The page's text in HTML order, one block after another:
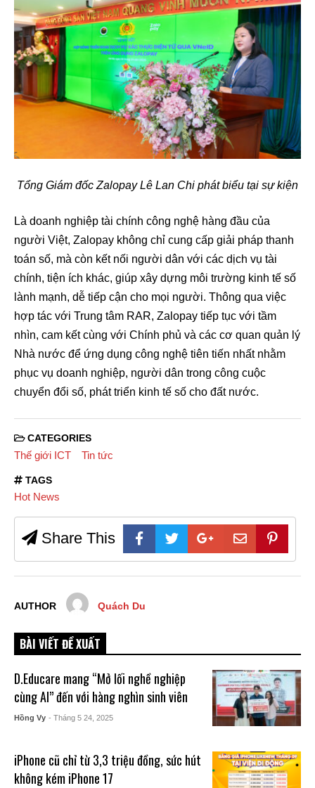
Tổng Giám đốc Zalopay Lê Lan Chi phát biểu tại sự kiện
Là doanh nghiệp tài chính công nghệ hàng đầu của
người Việt, Zalopay không chỉ cung cấp giải pháp thanh
toán số, mà còn kết nối người dân với các dịch vụ tài
chính, tiện ích khác, giúp xây dựng môi trường kinh tế số
lành mạnh, dễ tiếp cận cho mọi người. Thông qua việc
hợp tác với Trung tâm RAR, Zalopay tiếp tục với tầm
nhìn, cam kết cùng với Chính phủ và các cơ quan quản lý
Nhà nước để ứng dụng công nghệ tiên tiến nhất nhằm
phục vụ doanh nghiệp, người dân trong công cuộc
chuyển đổi số, phát triển kinh tế số cho đất nước.
CATEGORIES
Thế giới ICT Tin tức
TAGS
Hot News
Share This
AUTHOR Quách Du
BÀI VIẾT ĐỀ XUẤT
D.Educare mang “Mở lối nghề nghiệp
cùng AI” đến với hàng nghìn sinh viên
Hồng Vy - Tháng 5 24, 2025
iPhone cũ chỉ từ 3,3 triệu đồng, sức hút
không kém iPhone 17